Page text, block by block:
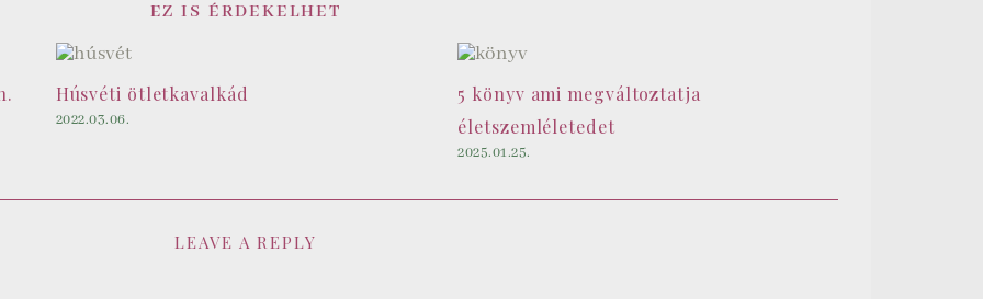
EZ IS ÉRDEKELHET
Húsvéti ötletkavalkád
2022.03.06.
5 könyv ami megváltoztatja
életszemléletedet
2025.01.25.
LEAVE A REPLY